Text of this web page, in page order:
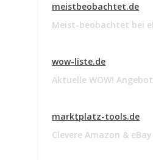
meistbeobachtet.de
Meist-beobachtet bei
wow-liste.de
Aktuelle WOW!
marktplatz-tools.de
Clevere Amazon &